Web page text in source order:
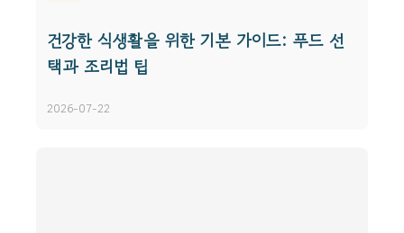
건강한 식생활을 위한 기본 가이드: 푸드 선
택과 조리법 팁
2026-07-22